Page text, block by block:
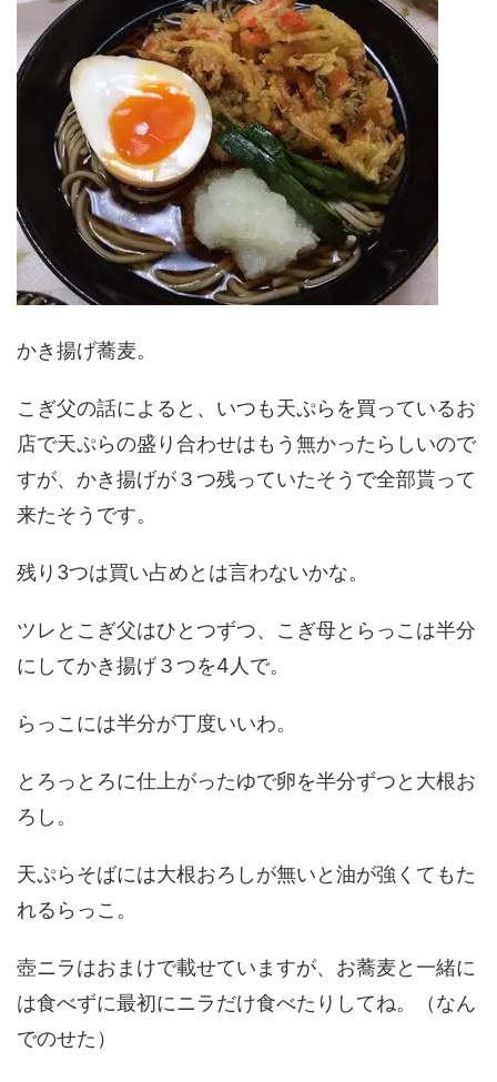
かき揚げ蕎麦。
こぎ父の話によると、いつも天ぷらを買っているお
店で天ぷらの盛り合わせはもう無かったらしいので
すが、かき揚げが３つ残っていたそうで全部貰って
来たそうです。
残り3つは買い占めとは言わないかな。
ツレとこぎ父はひとつずつ、こぎ母とらっこは半分
にしてかき揚げ３つを4人で。
らっこには半分が丁度いいわ。
とろっとろに仕上がったゆで卵を半分ずつと大根お
ろし。
天ぷらそばには大根おろしが無いと油が強くてもた
れるらっこ。
壺ニラはおまけで載せていますが、お蕎麦と一緒に
は食べずに最初にニラだけ食べたりしてね。（なん
でのせた）